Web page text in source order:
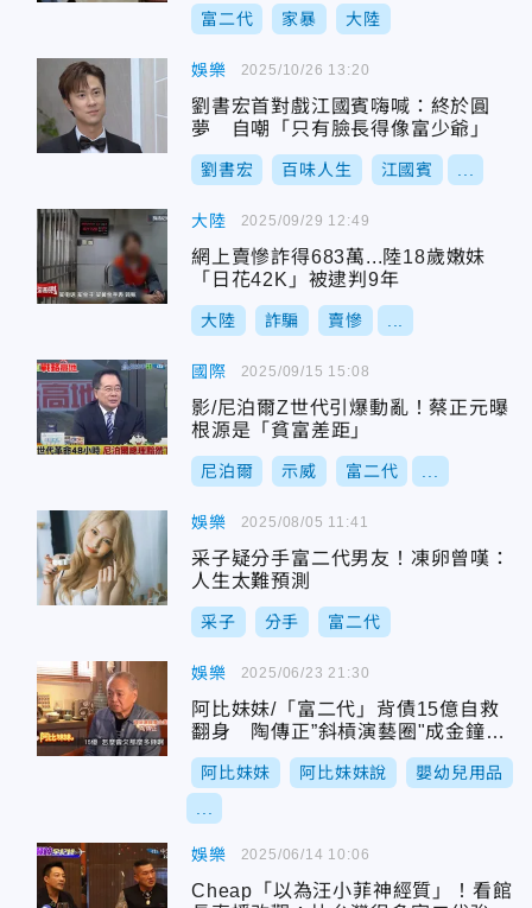
富二代 家暴 大陸
娛樂
劉書宏首對戲江國賓嗨喊：終於圓
夢 自嘲「只有臉長得像富少爺」
劉書宏 百味人生 江國賓
2025/10/26 13:20
大陸
網上賣慘詐得683萬...陸18歲嫩妹
「日花42K」被逮判9年
大陸 詐騙 賣慘
2025/09/29 12:49
國際
影/尼泊爾Z世代引爆動亂！蔡正元曝
根源是「貧富差距」
尼泊爾 示威 富二代
2025/09/15 15:08
娛樂
采子疑分手富二代男友！凍卵曾嘆：
人生太難預測
采子 分手 富二代
2025/08/05 11:41
娛樂
阿比妹妹/「富二代」背債15億自救
翻身 陶傳正”斜槓演藝圈"成金鐘實
力派
阿比妹妹 阿比妹妹說 嬰幼兒用品
2025/06/23 21:30
娛樂
Cheap「以為汪小菲神經質」！看館
2025/06/14 10:06